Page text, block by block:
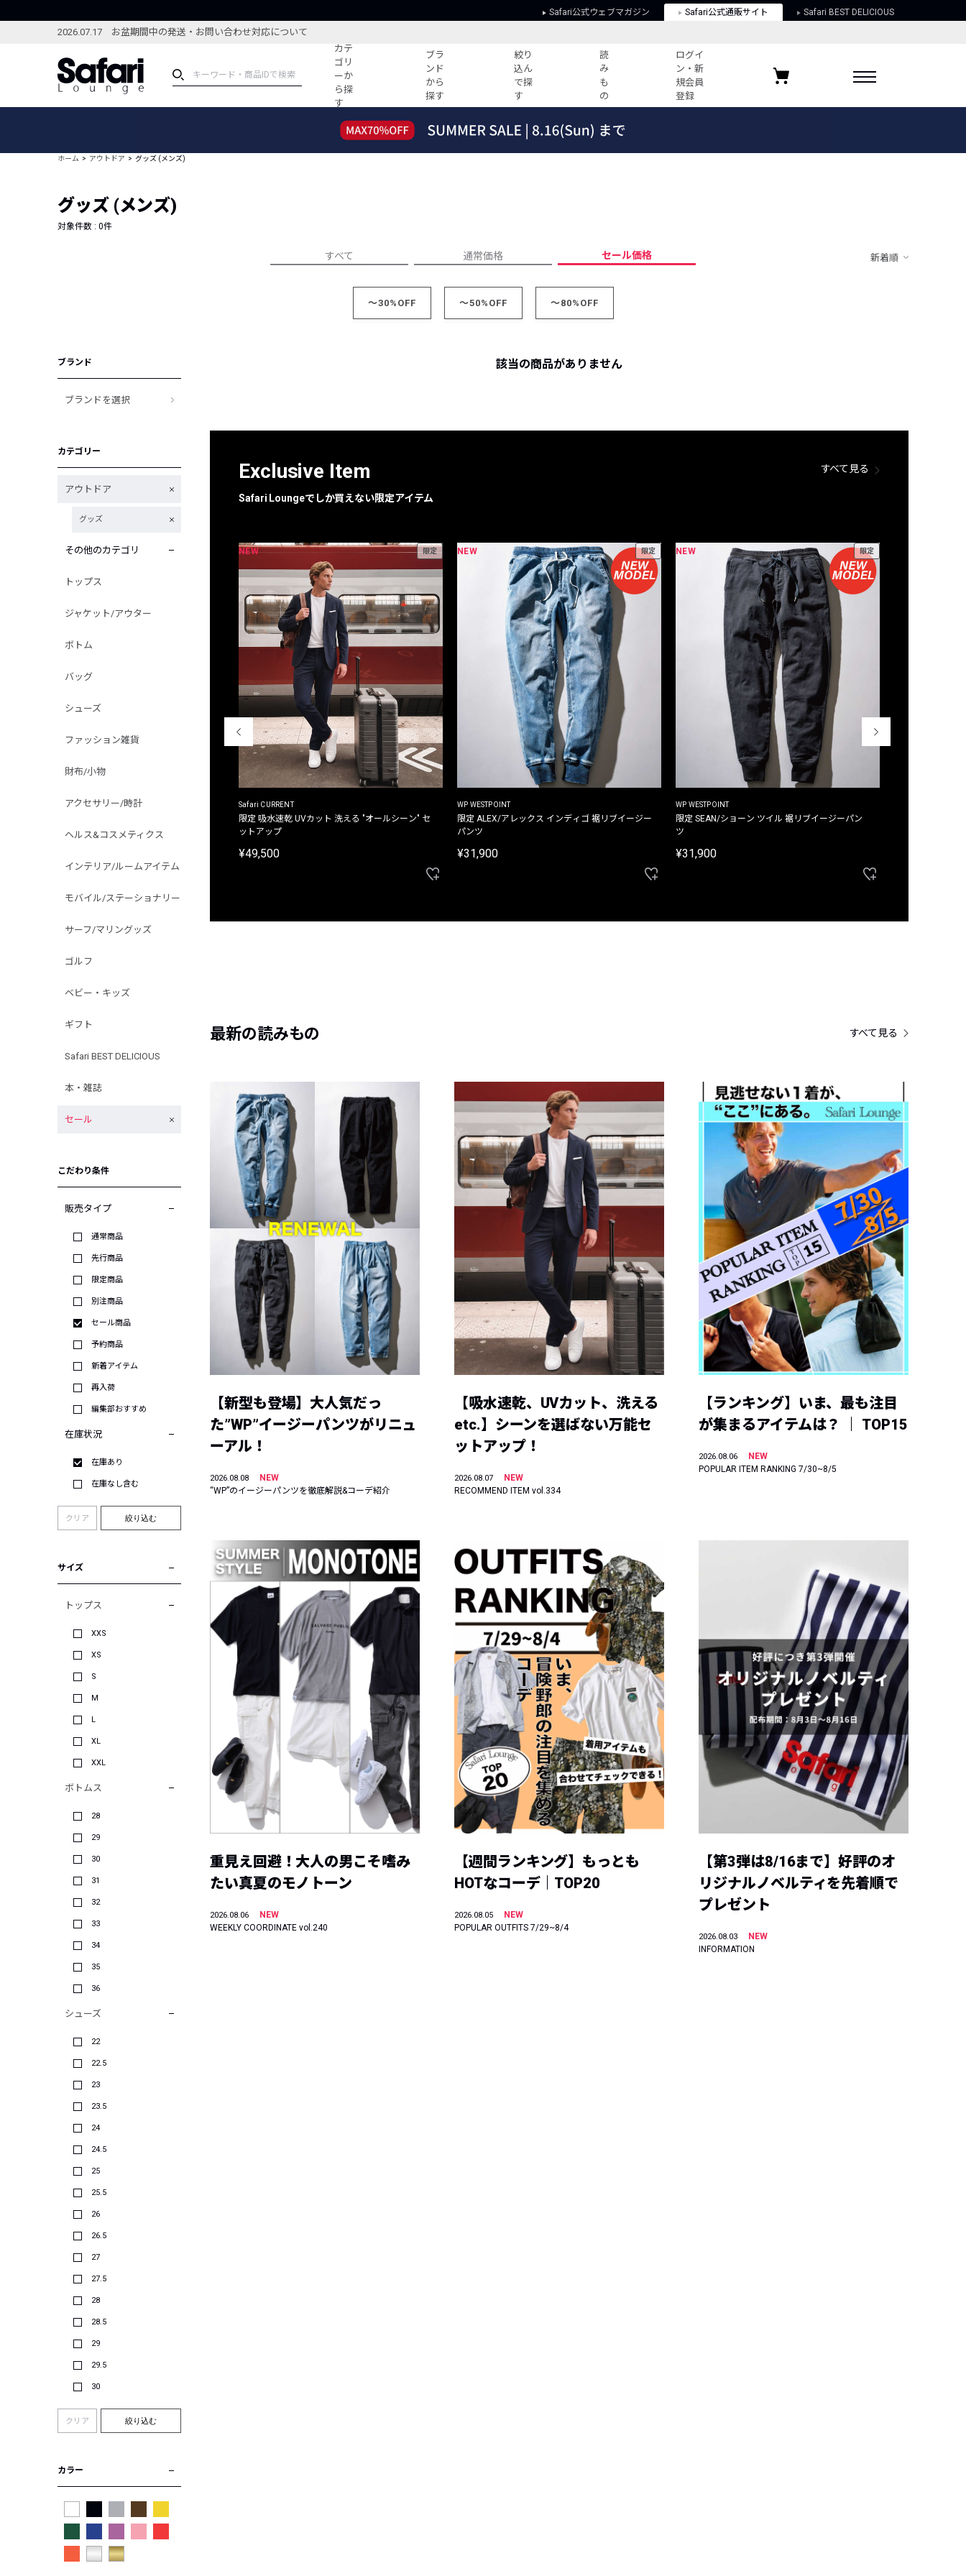
Safari公式ウェブマガジン Safari公式通販サイト Safari BEST DELICIOUS
2026.07.17 お盆期間中の発送・お問い合わせ対応について
カテ
ゴリ
ーか
ら探
す
ブラ
ンド
から
探す
絞り
込ん
で探
す
読
み
も
の
ログイ
ン・新
規会員
登録
ブランドから探す
新着アイテム
編集部のおすすめアイテム
すべての記事
人気記事ランキング
ウィークリーコーデ
プライバシーポリシー
お気に入りブランド
ホーム アウトドア グッズ (メンズ)
グッズ (メンズ)
対象件数 : 0件
すべて 通常価格 セール価格 新着順
～30%OFF ～50%OFF ～80%OFF
ブランド
ブランドを選択
カテゴリー
アウトドア
グッズ
その他のカテゴリ
トップス
ジャケット/アウター
ボトム
バッグ
シューズ
ファッション雑貨
財布/小物
アクセサリー/時計
ヘルス&コスメティクス
インテリア/ルームアイテム
モバイル/ステーショナリー
サーフ/マリングッズ
ゴルフ
ベビー・キッズ
ギフト
Safari BEST DELICIOUS
本・雑誌
セール
こだわり条件
販売タイプ
通常商品
先行商品
限定商品
別注商品
セール商品
予約商品
新着アイテム
再入荷
編集部おすすめ
在庫状況
在庫あり
在庫なし含む
クリア 絞り込む
サイズ
トップス
XXS
XS
S
M
L
XL
XXL
ボトムス
28
29
30
31
32
33
34
35
36
シューズ
22
22.5
23
23.5
24
24.5
25
25.5
26
26.5
27
27.5
28
28.5
29
29.5
30
クリア 絞り込む
カラー
該当の商品がありません
Exclusive Item
Safari Loungeでしか買えない限定アイテム
すべて見る
NEW 限定
Safari CURRENT
限定 吸水速乾 UVカット 洗える "オールシーン" セ
ットアップ
¥49,500
NEW 限定
WP WESTPOINT
限定 ALEX/アレックス インディゴ 裾リブイージー
パンツ
¥31,900
NEW 限定
WP WESTPOINT
限定 SEAN/ショーン ツイル 裾リブイージーパン
ツ
¥31,900
最新の読みもの すべて見る
【新型も登場】大人気だっ
た”WP”イージーパンツがリニュ
ーアル！
2026.08.08
NEW
“WP”のイージーパンツを徹底解説&コーデ紹介
【吸水速乾、UVカット、洗える
etc.】シーンを選ばない万能セ
ットアップ！
2026.08.07
NEW
RECOMMEND ITEM vol.334
【ランキング】いま、最も注目
が集まるアイテムは？ ｜ TOP15
2026.08.06
NEW
POPULAR ITEM RANKING 7/30~8/5
重見え回避！大人の男こそ嗜み
たい真夏のモノトーン
2026.08.06
NEW
WEEKLY COORDINATE vol.240
【週間ランキング】もっとも
HOTなコーデ｜TOP20
2026.08.05
NEW
POPULAR OUTFITS 7/29~8/4
【第3弾は8/16まで】好評のオ
リジナルノベルティを先着順で
プレゼント
2026.08.03
NEW
INFORMATION